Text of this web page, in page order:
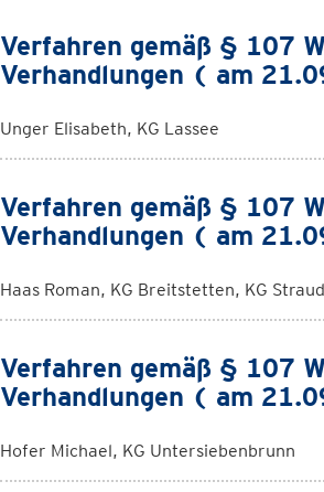
Verfahren gemäß § 107
Verhandlungen ( am
Unger Elisabeth, KG Lassee
Verfahren gemäß § 107
Verhandlungen ( am
Haas Roman, KG Breitstetten, KG
Verfahren gemäß § 107
Verhandlungen ( am
Hofer Michael, KG Untersiebenbrunn